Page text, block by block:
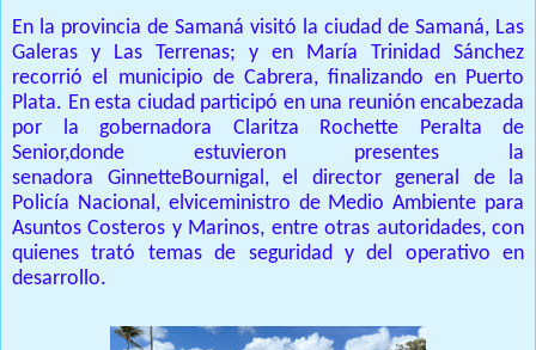
En la provincia de Samaná visitó la ciudad de Samaná, Las
Galeras y Las Terrenas; y en María Trinidad Sánchez
recorrió el municipio de Cabrera, finalizando en Puerto
Plata. En esta ciudad participó enuna reuniónencabezada
por la gobernadora Claritza Rochette Peralta de
Senior,donde estuvieron presentes la
senadora GinnetteBournigal,el director general de la
Policía Nacional, elviceministro de Medio Ambiente para
Asuntos Costeros y Marinos, entre otras autoridades, con
quienes trató temas de seguridad y del operativo en
desarrollo.